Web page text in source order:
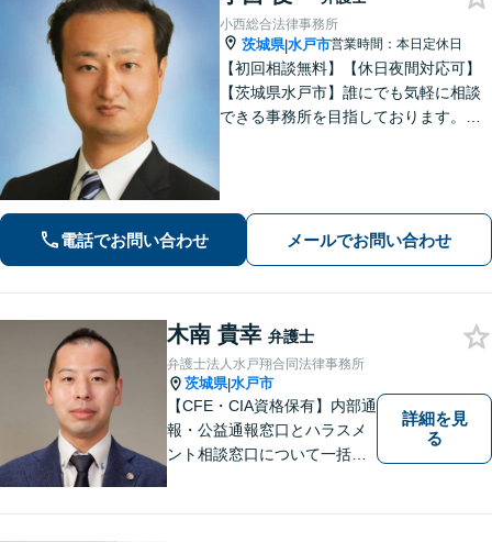
小西総合法律事務所
茨城県|水戸市営業時間：本日定休日
【初回相談無料】【休日夜間対応可】
【茨城県水戸市】誰にでも気軽に相談
できる事務所を目指しております。依
にご相談ください。
電話でお問い合わせ メールでお問い合わせ
木南 貴幸 弁護士
弁護士法人水戸翔合同法律事務所
茨城県|水戸市
【CFE・CIA資格保有】内部通
報・公益通報窓口とハラスメ
ント相談窓口について一括対
詳細を見
る